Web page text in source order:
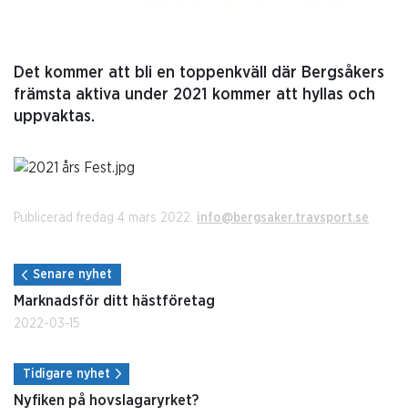
Det kommer att bli en toppenkväll där Bergsåkers
främsta aktiva under 2021 kommer att hyllas och
uppvaktas.
Publicerad fredag 4 mars 2022. info@bergsaker.travsport.se
Senare nyhet
Marknadsför ditt hästföretag
2022-03-15
Tidigare nyhet
Nyfiken på hovslagaryrket?